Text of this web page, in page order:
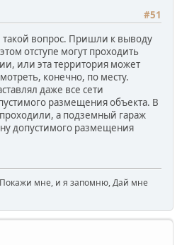
#51
вопрос. Пришли к выводу
отступе могут проходить
или эта территория может
конечно, по месту.
даже все сети
размещения объекта. В
а подземный гараж
допустимого размещения
Покажи мне, и я запомню, Дай мне